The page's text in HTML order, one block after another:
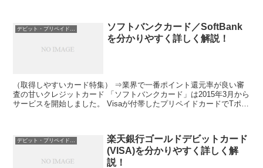
ソフトバンクカード／SoftBank
を分かりやすく詳しく解説！
（取得しやすいカード特集） ⇒業界で一番ポイント還元率が良い審
査の甘いクレジットカード 「ソフトバンクカード」は2015年3月から
サービスを開始しました。 Visaが付帯したプリペイドカードでTポイ
デビット・プリペイドカードのスペック
楽天銀行ゴールドデビットカード
(VISA)を分かりやすく詳しく解
説！